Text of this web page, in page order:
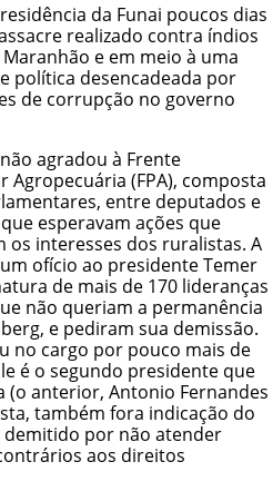
da Funai poucos dias
realizado contra índios
Maranhão e em meio à uma
política desencadeada por
de corrupção no governo
agradou à Frente
Agropecuária (FPA), composta
entre deputados e
esperavam ações que
os interesses dos ruralistas. A
ofício ao presidente Temer
de mais de 170 lideranças
não queriam a permanência
e pediram sua demissão.
no cargo por pouco mais de
é o segundo presidente que
(o anterior, Antonio Fernandes
também fora indicação do
demitido por não atender
aos direitos